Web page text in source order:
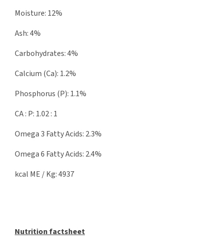
Moisture: 12%
Ash: 4%
Carbohydrates: 4%
Calcium (Ca): 1.2%
Phosphorus (P): 1.1%
CA : P: 1.02 : 1
Omega 3 Fatty Acids: 2.3%
Omega 6 Fatty Acids: 2.4%
kcal ME / Kg: 4937
Nutrition factsheet